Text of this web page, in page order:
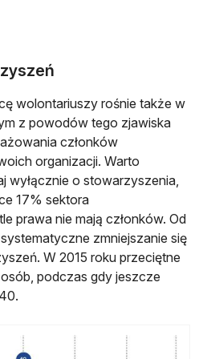
wolontariuszy rośnie także w
z powodów tego zjawiska
członków
organizacji. Warto
wyłącznie o stowarzyszenia,
17% sektora
prawa nie mają członków. Od
zmniejszanie się
W 2015 roku przeciętne
podczas gdy jeszcze